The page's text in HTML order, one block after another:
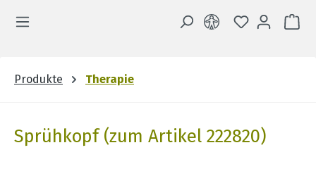
DU HAST 0
Produkte Therapie
Sprühkopf (zum Artikel 222820)